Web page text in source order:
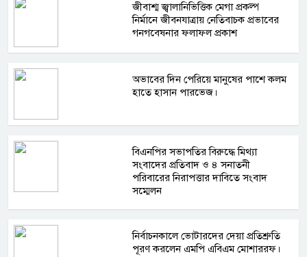
জীবাশ্ম জ্বালানিভিত্তিক মেগা প্রকল্প
নির্মানে জীবনযাত্রায় নেতিবাচক প্রভাবের
গনগবেষনার ফলাফল প্রকাশ
অভাবের দিন পেরিয়ে মানুষের পাশে কলম
হাতে হাসান পারভেজ।
বিএনপির সভাপতির বিরুদ্ধে মিথ্যা
সংবাদের প্রতিবাদ ও ৪ সনাতনী
পরিবারের নিরাপত্তার দাবিতে সংবাদ
সম্মেলন
নির্বাচনকালে ভোটারদের দেয়া প্রতিশ্রুতি
পূরণ করলেন এমপি এবিএম মোশাররফ।